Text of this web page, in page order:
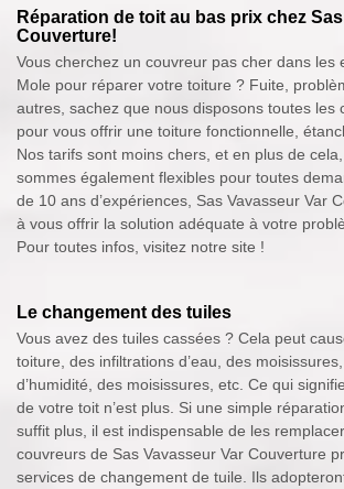
Réparation de toit au bas prix chez
Couverture!
Vous cherchez un couvreur pas cher dans les
Mole pour réparer votre toiture ? Fuite,
autres, sachez que nous disposons toutes les
pour vous offrir une toiture fonctionnelle,
Nos tarifs sont moins chers, et en plus de
sommes également flexibles pour toutes
de 10 ans d’expériences, Sas Vavasseur Var
à vous offrir la solution adéquate à votre
Pour toutes infos, visitez notre site !
Le changement des tuiles
Vous avez des tuiles cassées ? Cela peut
toiture, des infiltrations d’eau, des
d’humidité, des moisissures, etc. Ce qui
de votre toit n’est plus. Si une simple
suffit plus, il est indispensable de les
couvreurs de Sas Vavasseur Var Couverture
services de changement de tuile. Ils